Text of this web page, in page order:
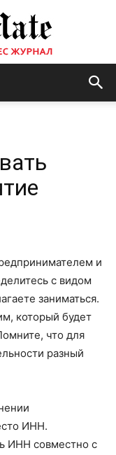
и
с видом
заниматься.
который будет
что для
разный
ИНН.
ИНН совместно с